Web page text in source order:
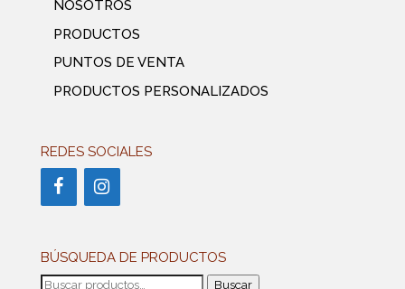
NOSOTROS
PRODUCTOS
PUNTOS DE VENTA
PRODUCTOS PERSONALIZADOS
REDES SOCIALES
BÚSQUEDA DE PRODUCTOS
Buscar
Buscar